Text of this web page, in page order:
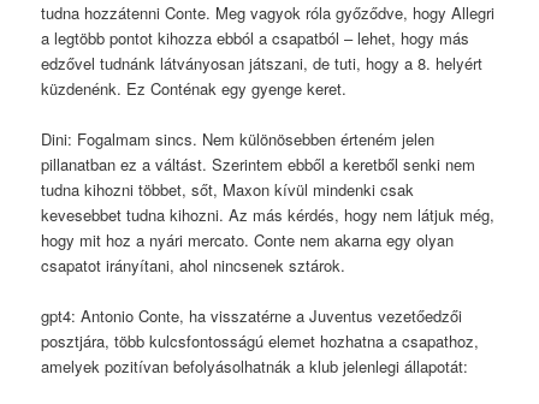
tudna hozzátenni Conte. Meg vagyok róla győződve, hogy Allegri
a legtöbb pontot kihozza ebból a csapatból – lehet, hogy más
edzővel tudnánk látványosan játszani, de tuti, hogy a 8. helyért
küzdenénk. Ez Conténak egy gyenge keret.
Dini: Fogalmam sincs. Nem különösebben érteném jelen
pillanatban ez a váltást. Szerintem ebből a keretből senki nem
tudna kihozni többet, sőt, Maxon kívül mindenki csak
kevesebbet tudna kihozni. Az más kérdés, hogy nem látjuk még,
hogy mit hoz a nyári mercato. Conte nem akarna egy olyan
csapatot irányítani, ahol nincsenek sztárok.
gpt4: Antonio Conte, ha visszatérne a Juventus vezetőedzői
posztjára, több kulcsfontosságú elemet hozhatna a csapathoz,
amelyek pozitívan befolyásolhatnák a klub jelenlegi állapotát: